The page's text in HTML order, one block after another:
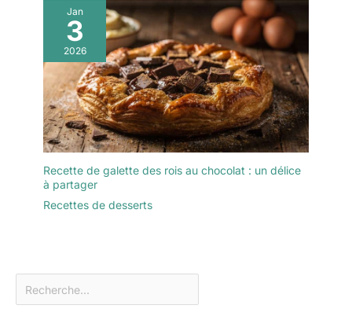
assiettes uniques
peuvent également être
utilisées comme
décoration ou comme
cadeau. Les assiettes et
les bols sont cuits à
haute température pour
maximiser la résistance
de la porcelaine. La
céramique est durable,
sans plomb et sans
pâtes pendant
vaisselle, au micro-
Jan
3
2026
Recette de galette des rois au chocolat : un délice
à partager
Recettes de desserts